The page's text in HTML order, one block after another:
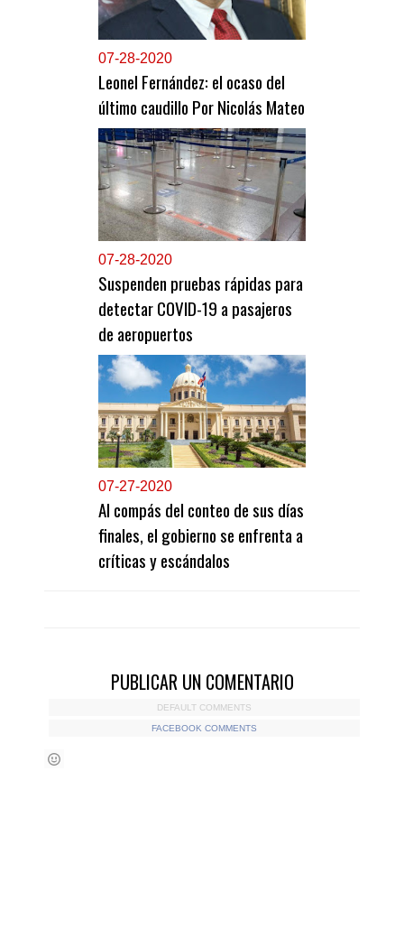
07-28-2020
Leonel Fernández: el ocaso del
último caudillo Por Nicolás Mateo
07-28-2020
Suspenden pruebas rápidas para
detectar COVID-19 a pasajeros
de aeropuertos
07-27-2020
Al compás del conteo de sus días
finales, el gobierno se enfrenta a
críticas y escándalos
PUBLICAR UN COMENTARIO
DEFAULT COMMENTS
FACEBOOK COMMENTS